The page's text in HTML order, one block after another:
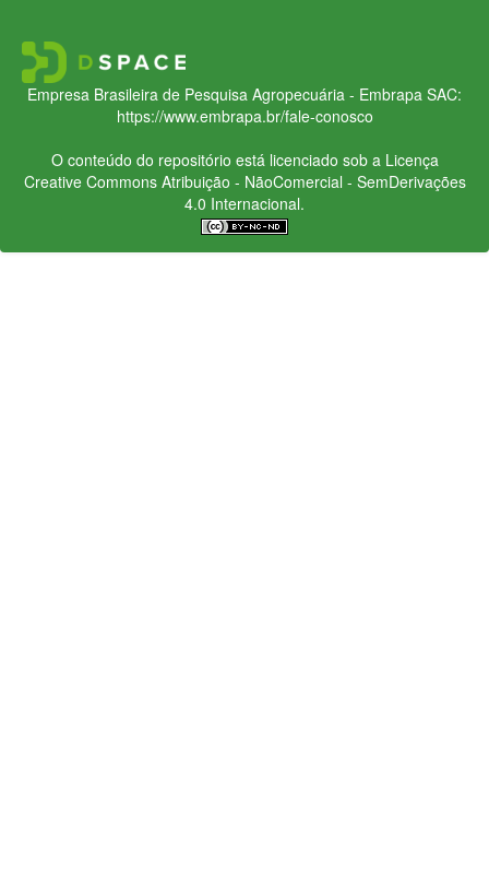
Empresa Brasileira de Pesquisa Agropecuária - Embrapa SAC:
https://www.embrapa.br/fale-conosco
O conteúdo do repositório está licenciado sob a Licença
Creative CommonsAtribuição - NãoComercial - SemDerivações
4.0 Internacional.